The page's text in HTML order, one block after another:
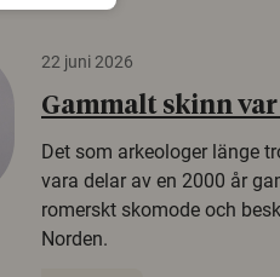
22 juni 2026
Gammalt skinn var
Det som arkeologer länge
vara delar av en 2000 år
romerskt skomode och
Norden.